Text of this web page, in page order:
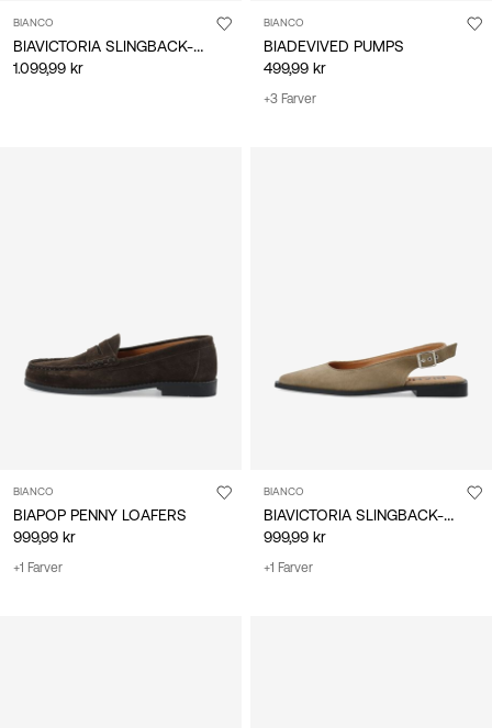
BIANCO
BIAVICTORIA SLINGBACK-SKO
1.099,99 kr
BIANCO
BIADEVIVED PUMPS
499,99 kr
+3 Farver
BIANCO
BIAPOP PENNY LOAFERS
999,99 kr
+1 Farver
BIANCO
999,99 kr
+1 Farver